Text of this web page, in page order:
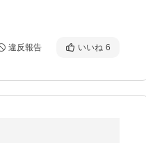
違反報告 いいね 6